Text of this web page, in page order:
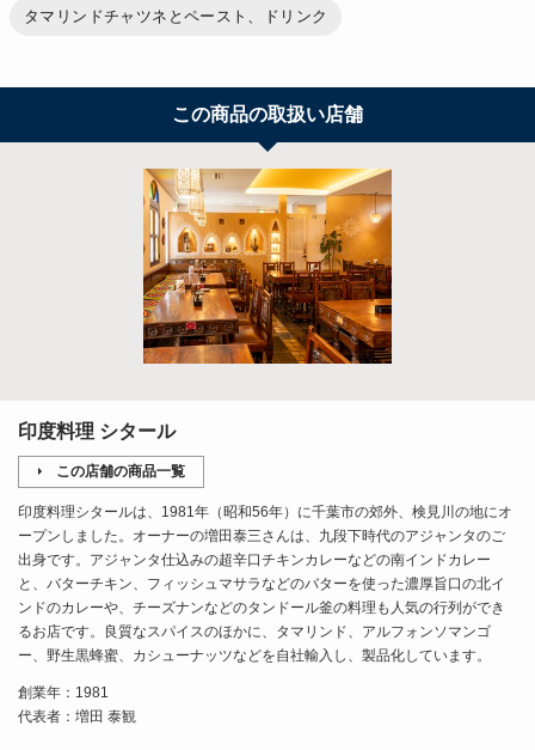
タマリンドチャツネとペースト、ドリンク
この商品の取扱い店舗
印度料理 シタール
この店舗の商品一覧
印度料理シタールは、1981年（昭和56年）に千葉市の郊外、検見川の地にオ
ープンしました。オーナーの増田泰三さんは、九段下時代のアジャンタのご
出身です。アジャンタ仕込みの超辛口チキンカレーなどの南インドカレー
と、バターチキン、フィッシュマサラなどのバターを使った濃厚旨口の北イ
ンドのカレーや、チーズナンなどのタンドール釜の料理も人気の行列ができ
るお店です。良質なスパイスのほかに、タマリンド、アルフォンソマンゴ
ー、野生黒蜂蜜、カシューナッツなどを自社輸入し、製品化しています。
創業年：1981
代表者：増田 泰観